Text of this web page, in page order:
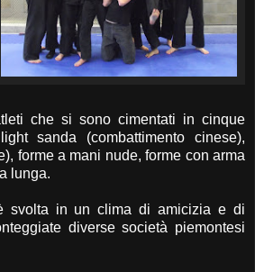
che si sono cimentati in cinque
sanda (combattimento cinese),
forme a mani nude, forme con arma
lunga.
svolta in un clima di amicizia e di
diverse società piemontesi